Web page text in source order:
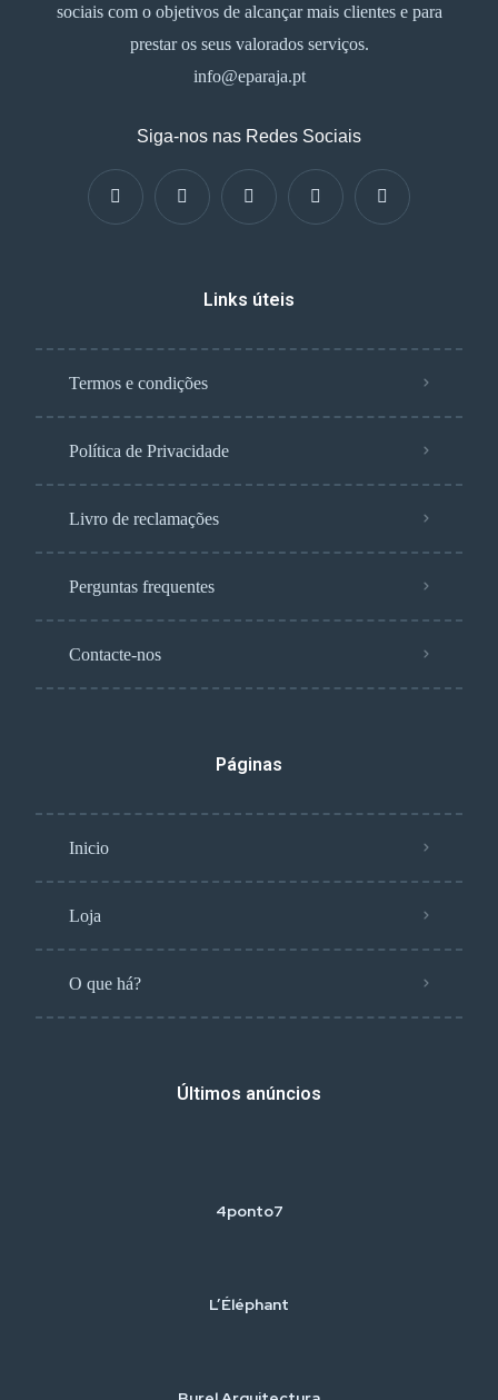
sociais com o objetivos de alcançar mais clientes e para
prestar os seus valorados serviços.
info@eparaja.pt
Siga-nos nas Redes Sociais
Links úteis
Termos e condições
Política de Privacidade
Livro de reclamações
Perguntas frequentes
Contacte-nos
Páginas
Inicio
Loja
O que há?
Últimos anúncios
4ponto7
L’Éléphant